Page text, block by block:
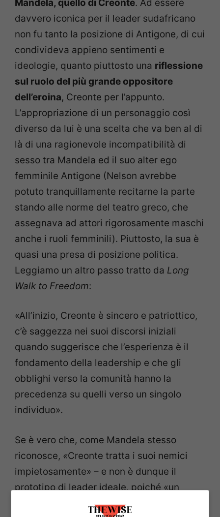
Mandela, quello di Creonte. Ad essere
davvero iconica per il leader sudafricano
non fu tanto la posizione di Antigone, di cui
condivideva appieno sentimenti e
ideologie, quanto piuttosto una riflessione
sul ruolo del più grande oppositore
dell’eroina, Creonte per l’appunto.
L’appropriazione di un personaggio così
diverso da lui è una scelta che va ben al di
là di una ragionevole incompatibilità di
sesso tra Mandela ed il suo alter ego
femminile Antigone (Nelson avrebbe
potuto tranquillamente recitarne la parte
stando alle norme del teatro greco, che
assegnava ad attori rigorosamente maschi
anche i ruoli femminili). Piuttosto, la sua è
quasi una presa di posizione politica.
Leggiamo un altro passo tratto da Long
Walk to Freedom:
«All’inizio, Creonte è sincero e patriottico,
c’è saggezza nei suoi discorsi iniziali
quando suggerisce che l’esperienza è il
fondamento della leadership e che gli
obblighi verso la comunità hanno la
precedenza su quelli verso un singolo
individuo».
Se è vero che, come Mandela stesso
riconosce, «Creonte tratta i suoi nemici
impietosamente» – e non è dunque il
prototipo di leader ideale, poiché «un
leader deve saper moderare la giustizia